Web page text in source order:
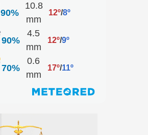
90%
10.8
mm
12º/8º
90%
4.5
mm
12º/9º
70%
0.6
mm
17º/11º